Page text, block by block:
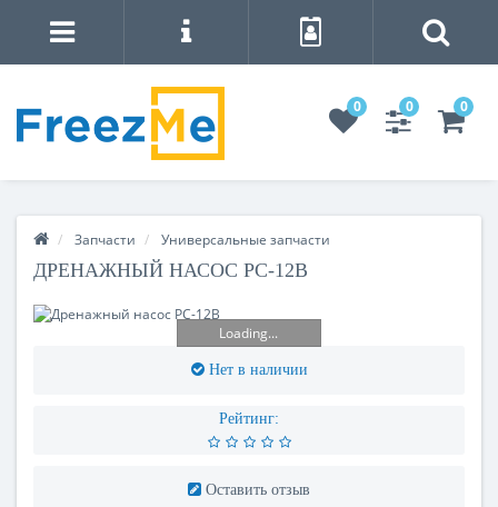
0 0 0
Запчасти Универсальные запчасти
ДРЕНАЖНЫЙ НАСОС PC-12B
Loading...
Нет в наличии
Рейтинг:
Оставить отзыв